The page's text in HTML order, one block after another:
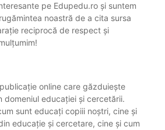
pe Edupedu.ro și suntem
noastră de a cita sursa
reciprocă de respect și
online care găzduiește
domeniul educației și cercetării.
sunt educați copiii noștri, cine și
educație și cercetare, cine și cum